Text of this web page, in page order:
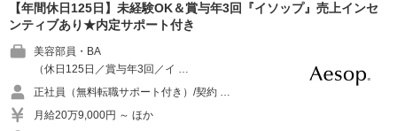
【年間休日125日】未経験OK＆賞与年3回『イソップ』売上インセ
ンティブあり★内定サポート付き
美容部員・BA
（休日125日／賞与年3回／イ …
正社員（無料転職サポート付き）/契約 …
月給20万9,000円 ～ ほか